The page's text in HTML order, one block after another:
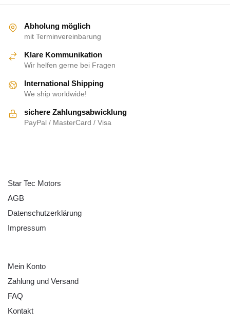
Abholung möglich
mit Terminvereinbarung
Klare Kommunikation
Wir helfen gerne bei Fragen
International Shipping
We ship worldwide!
sichere Zahlungsabwicklung
PayPal / MasterCard / Visa
Star Tec Motors
AGB
Datenschutzerklärung
Impressum
Mein Konto
Zahlung und Versand
FAQ
Kontakt